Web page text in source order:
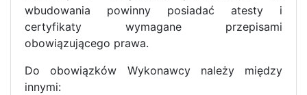
wbudowania powinny posiadać atesty i
certyfikaty wymagane przepisami
obowiązującego prawa.
Do obowiązków Wykonawcy należy między
innymi: